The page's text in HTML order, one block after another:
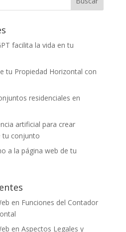
facilita la vida en tu
tu Propiedad Horizontal con
residenciales en
artificial para crear
tu conjunto
a la página web de tu
en Funciones del Contador
en Aspectos Legales y